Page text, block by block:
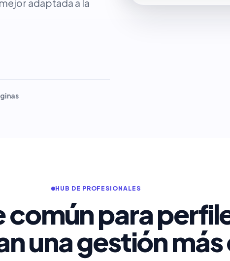
adaptada a la
HUB DE PROFESIONALES
común para
una gestión más